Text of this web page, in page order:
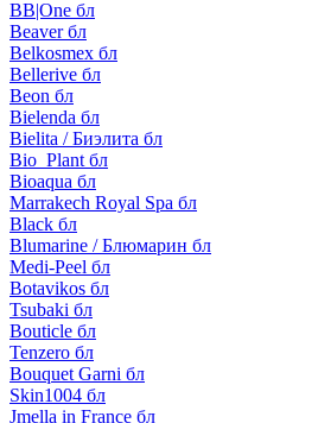
BB|One бл
Beaver бл
Belkosmex бл
Bellerive бл
Beon бл
Bielenda бл
Bielita / Биэлита бл
Bio_Plant бл
Bioaqua бл
Marrakech Royal Spa бл
Black бл
Blumarine / Блюмарин бл
Medi-Peel бл
Botavikos бл
Tsubaki бл
Bouticle бл
Tenzero бл
Bouquet Garni бл
Skin1004 бл
Jmella in France бл